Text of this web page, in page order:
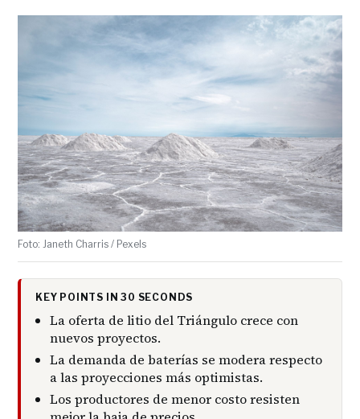
Foto: Janeth Charris / Pexels
KEY POINTS IN 30 SECONDS
La oferta de litio del Triángulo crece con
nuevos proyectos.
La demanda de baterías se modera respecto
a las proyecciones más optimistas.
Los productores de menor costo resisten